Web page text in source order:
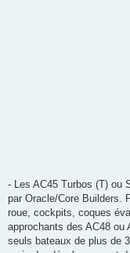
- Les AC45 Turbos (T) ou
par Oracle/Core Builders.
roue, cockpits, coques
approchants des AC48 ou
seuls bateaux de plus de